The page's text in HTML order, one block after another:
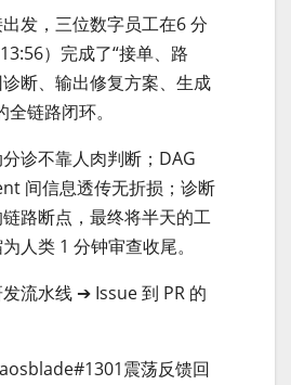
发，三位数字员工在6 分
）完成了“接单、路
断、输出修复方案、生成
链路闭环。
诊不靠人肉判断；DAG
间信息透传无折损；诊断
路断点，最终将半天的工
人类 1 分钟审查收尾。
流水线 ➔ Issue 到 PR 的
震荡反馈回